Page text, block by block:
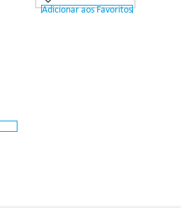
Adicionar aos Favoritos